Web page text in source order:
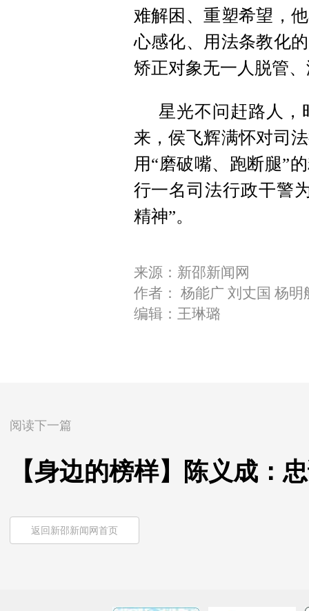
难解困、重塑希望，
心感化、用法条教化
矫正对象无一人脱管
星光不问赶路人，
来，侯飞辉满怀对司
用“磨破嘴、跑断腿”
行一名司法行政干警
精神”。
来源：新邵新闻网
作者： 杨能广 刘丈国 杨明
编辑：王琳璐
阅读下一篇
【身边的榜样】陈义成：
返回新邵新闻网首页